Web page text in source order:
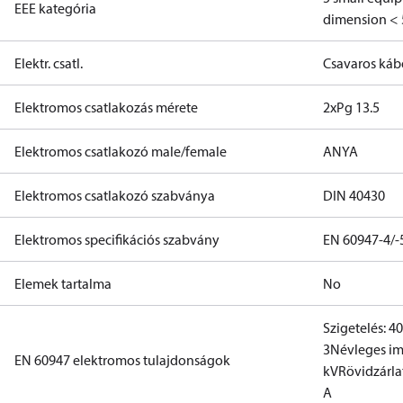
EEE kategória
dimension <
Elektr. csatl. Csavaros
Elektromos csatlakozás mérete 2xPg 13.5
Elektromos csatlakozó male/female ANYA
Elektromos csatlakozó szabványa DIN 40430
Elektromos specifikációs szabvány EN 60947-4/-
Elemek tartalma No
EN 60947 elektromos tulajdonságok
Szigetelés:
3Névleges
kV
A